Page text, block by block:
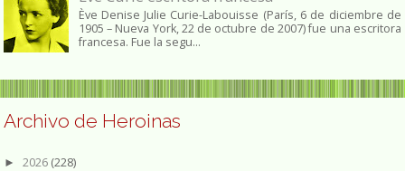
Ève Denise Julie Curie-Labouisse (París, 6 de diciembre de
1905 – Nueva York, 22 de octubre de 2007) fue una escritora
francesa. Fue la segu...
Archivo de Heroinas
► 2026 (228)